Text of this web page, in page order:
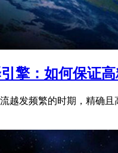
擎：如何保证
越发频繁的时期，精确